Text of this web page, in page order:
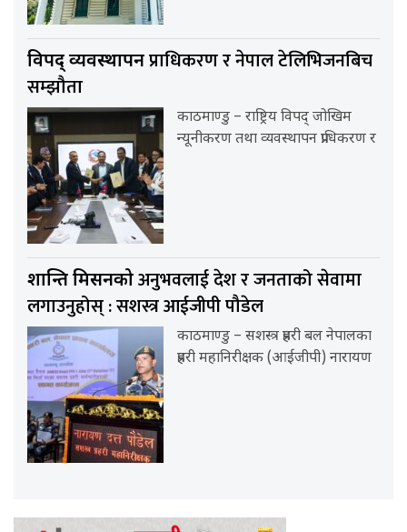
विपद् व्यवस्थापनप्राधिकरण र नेपाल टेलिभिजनबिच
सम्झौता
काठमाण्डु – राष्ट्रिय विपद् जोखिम
न्यूनीकरण तथा व्यवस्थापन प्राधिकरण र
शान्ति मिसनकोअनुभवलाई देश र जनताको सेवामा
लगाउनुहोस् : सशस्त्र आईजीपी पौडेल
काठमाण्डु – सशस्त्र प्रहरी बल नेपालका
प्रहरी महानिरीक्षक (आईजीपी) नारायण